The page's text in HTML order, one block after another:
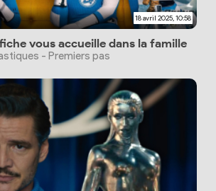
18 avril 2025, 10:58
vous accueille dans la famille
- Premiers pas